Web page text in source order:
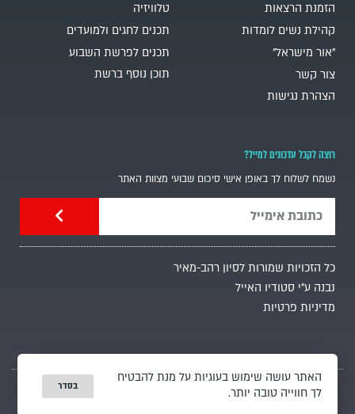
הזמנת הרצאות
קהילת נשים לומדות
"אור מישראל"
צור קשר
הצהרת נגישות
טלוויזיה
תכנים לחגים ולמועדים
תכנים לפרשת השבוע
תוכן נוסף ברשת
רוצה לקבל עדכונים למייל?
נשמח לשלוח לך באופן אישי סיכום שבועי מצוות האתר
כל הזכויות שמורות לסיון רהב-מאיר
נבנה ע"י סטודיו האייל
מדיניות פרטיות
האתר עושה שימוש בעוגיות על מנת להבטיח
לך חווייה טובה יותר.
בסדר